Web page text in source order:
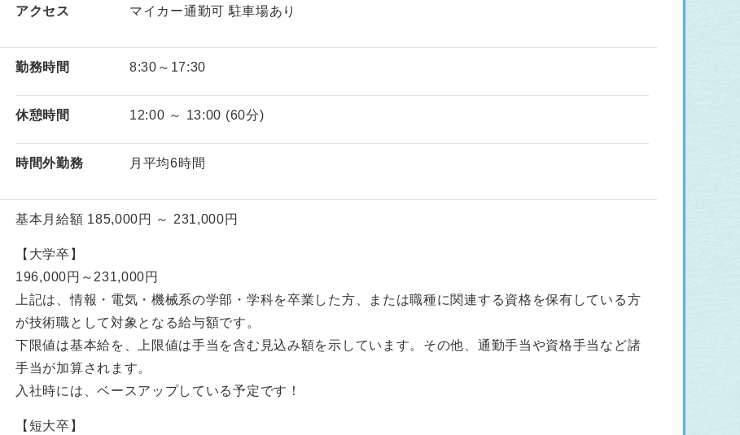
アクセス マイカー通勤可 駐車場あり
勤務時間 8:30～17:30
休憩時間 12:00 ～ 13:00 (60分)
時間外勤務 月平均6時間
基本月給額 185,000円 ～ 231,000円
【大学卒】
196,000円～231,000円
上記は、情報・電気・機械系の学部・学科を卒業した方、または職種に関連する資格を保有している方
が技術職として対象となる給与額です。
下限値は基本給を、上限値は手当を含む見込み額を示しています。その他、通勤手当や資格手当など諸
手当が加算されます。
入社時には、ベースアップしている予定です！
【短大卒】